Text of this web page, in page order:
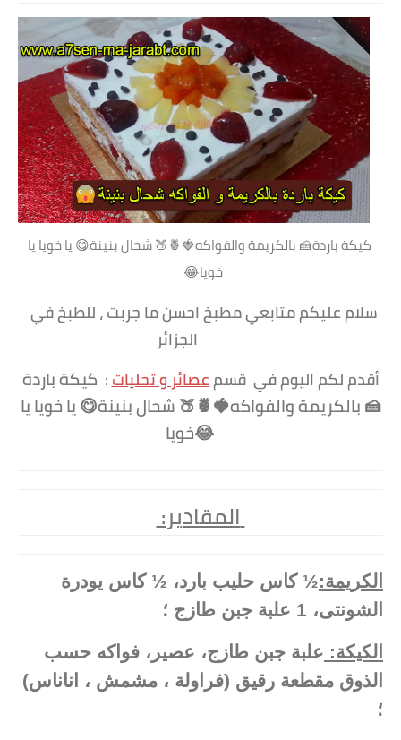
كيكة باردة🍰 بالكريمة والفواكه🍓🍍🍑 شحال بنينة😋 يا خويا يا
خويا😂
أقدم لكم اليوم في قسمعصائر و تحليات: كيكة باردة
🍰 بالكريمة والفواكه🍓🍍🍑 شحال بنينة😋 يا خويا يا
خويا😂
:المقادير
الكريمة:½ كاس حليب بارد، ½ كاس يودرة
الشونتى، 1 علبة جبن طازج ؛
الكيكة: علبة جبن طازج، عصير، فواكه حسب
الذوق مقطعة رقيق (فراولة ، مشمش ، اناناس)
؛